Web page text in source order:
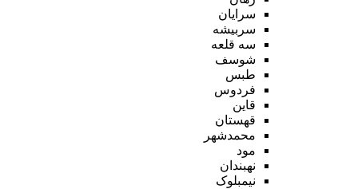
سرایان
سربیشه
سه قلعه
شوسف
طبس
فردوس
قاین
قهستان
محمدشهر
مود
نهبندان
نیمبلوک